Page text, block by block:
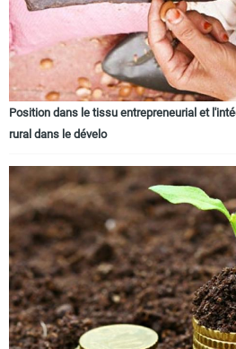
Position dans le tissu entrepreneurial et
rural dans le dévelo